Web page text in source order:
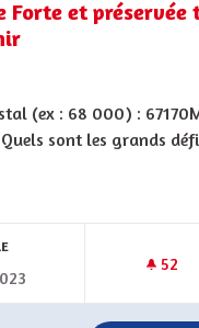
Forte et préservée
(ex : 68 000) :
sont les grands
de la catégorie : Autres
52